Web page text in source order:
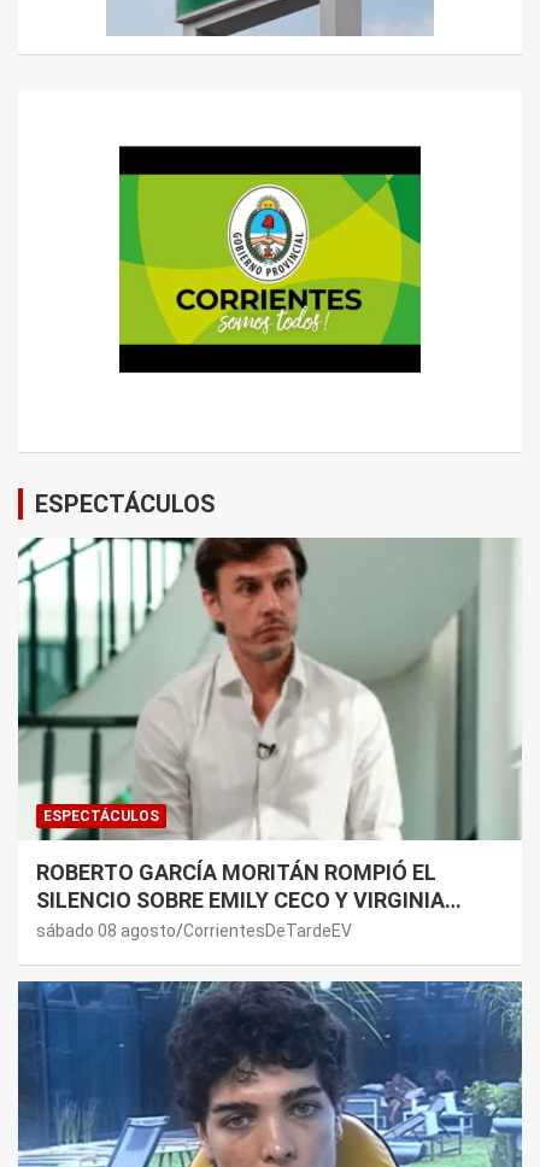
ESPECTÁCULOS
ESPECTÁCULOS
ROBERTO GARCÍA MORITÁN ROMPIÓ EL
SILENCIO SOBRE EMILY CECO Y VIRGINIA
GALLARDO: “DEDÍQUENSE A SUS VIDAS”
sábado 08 agosto CorrientesDeTardeEV